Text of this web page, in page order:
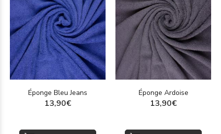
Éponge Bleu Jeans
13,90€
Éponge Ardoise
13,90€